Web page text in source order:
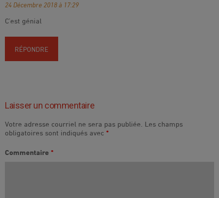
24 Décembre 2018 à 17:29
C’est génial
RÉPONDRE
Laisser un commentaire
Votre adresse courriel ne sera pas publiée. Les champs
obligatoires sont indiqués avec *
Commentaire *